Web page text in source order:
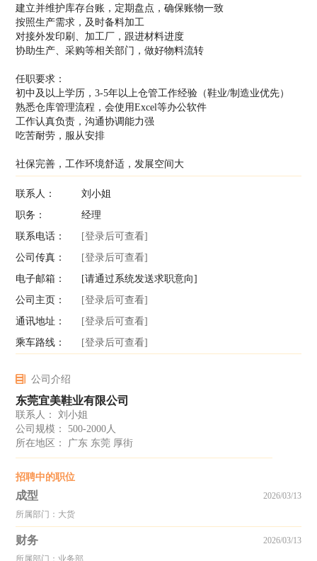
建立并维护库存台账，定期盘点，确保账物一致
按照生产需求，及时备料加工
对接外发印刷、加工厂，跟进材料进度
协助生产、采购等相关部门，做好物料流转
任职要求：
初中及以上学历，3-5年以上仓管工作经验（鞋业/制造业优先）
熟悉仓库管理流程，会使用Excel等办公软件
工作认真负责，沟通协调能力强
吃苦耐劳，服从安排
社保完善，工作环境舒适，发展空间大
联系人：
刘小姐
职务：
经理
联系电话：
[登录后可查看]
公司传真：
[登录后可查看]
电子邮箱：
[请通过系统发送求职意向]
公司主页：
[登录后可查看]
通讯地址：
[登录后可查看]
乘车路线：
[登录后可查看]
公司介绍
东莞宜美鞋业有限公司
联系人： 刘小姐
公司规模： 500-2000人
所在地区： 广东 东莞 厚街
招聘中的职位
成型
所属部门：大货
2026/03/13
财务
所属部门：业务部
2026/03/13